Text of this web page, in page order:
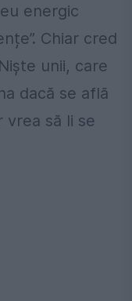
energic
Chiar cred
unii, care
dacă se află
vrea să li se